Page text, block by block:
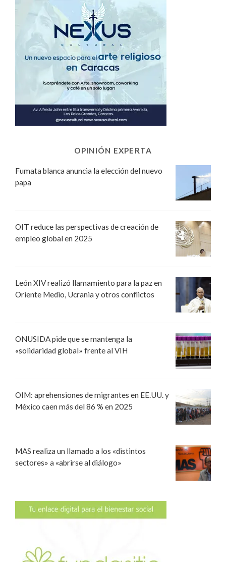
OPINIÓN EXPERTA
Fumata blanca anuncia la elección del nuevo
papa
OIT reduce las perspectivas de creación de
empleo global en 2025
León XIV realizó llamamiento para la paz en
Oriente Medio, Ucrania y otros conflictos
ONUSIDA pide que se mantenga la
«solidaridad global» frente al VIH
OIM: aprehensiones de migrantes en EE.UU. y
México caen más del 86 % en 2025
MAS realiza un llamado a los «distintos
sectores» a «abrirse al diálogo»